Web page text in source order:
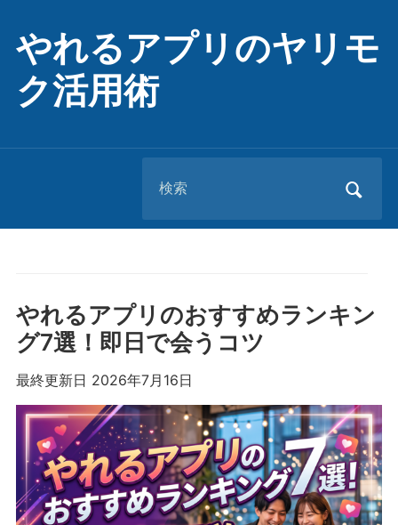
やれるアプリのヤリモ
ク活用術
for:
やれるアプリのおすすめランキン
グ7選！即日で会うコツ
最終更新日 2026年7月16日